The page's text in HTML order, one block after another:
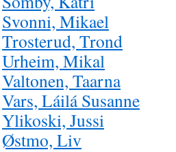
Svonni, Mikael
Trosterud, Trond
Urheim, Mikal
Valtonen, Taarna
Vars, Láilá Susanne
Ylikoski, Jussi
Østmo, Liv